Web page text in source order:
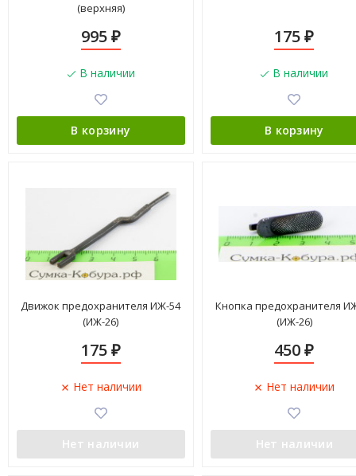
(верхняя)
995 ₽
В наличии
В корзину
175₽
В наличии
В корзину
Движок предохранителя ИЖ-54
(ИЖ-26)
175 ₽
Нет наличии
Нет наличии
Кнопка предохранителя
(ИЖ-26)
450₽
Нет наличии
Нет наличии